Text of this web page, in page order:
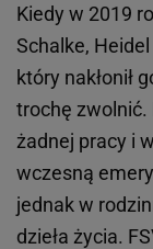
Kiedy w 2019
Schalke, Heidel
który nakłonił
trochę zwolnić.
żadnej pracy i
wczesną
jednak w
dzieła życia.